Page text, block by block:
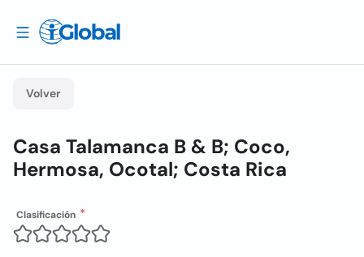
Volver
Casa Talamanca B & B; Coco,
Hermosa, Ocotal; Costa Rica
Clasificación